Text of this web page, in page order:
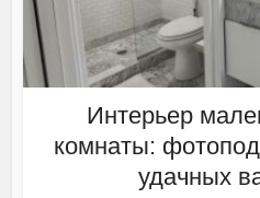
Интерьер
комнаты:
удачных